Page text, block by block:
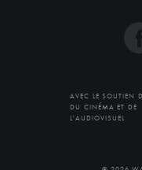
AVEC LE SOUTIEN
DU CINÉMA ET DE
L'AUDIOVISUEL